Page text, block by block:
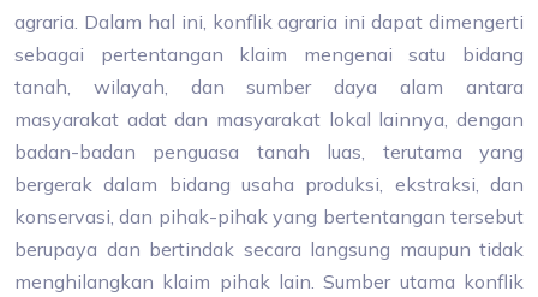
agraria. Dalam hal ini, konflik agraria ini dapat dimengerti
sebagai pertentangan klaim mengenai satu bidang
tanah, wilayah, dan sumber daya alam antara
masyarakat adat dan masyarakat lokal lainnya, dengan
badan-badan penguasa tanah luas, terutama yang
bergerak dalam bidang usaha produksi, ekstraksi, dan
konservasi, dan pihak-pihak yang bertentangan tersebut
berupaya dan bertindak secara langsung maupun tidak
menghilangkan klaim pihak lain. Sumber utama konflik